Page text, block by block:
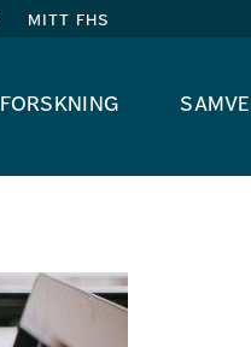
mitt fhs
forskning